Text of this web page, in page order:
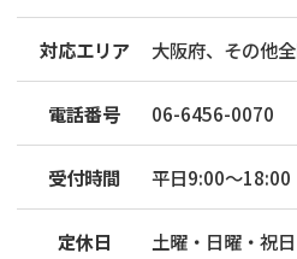
対応エリア 大阪府、その他
電話番号 06-6456-0070
受付時間 平日9:00～18:00
定休日 土曜・日曜・祝日